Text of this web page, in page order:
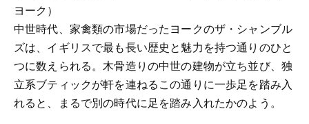
ヨーク）
中世時代、家禽類の市場だったヨークのザ・シャンブル
ズは、イギリスで最も長い歴史と魅力を持つ通りのひと
つに数えられる。木骨造りの中世の建物が立ち並び、独
立系ブティックが軒を連ねるこの通りに一歩足を踏み入
れると、まるで別の時代に足を踏み入れたかのよう。